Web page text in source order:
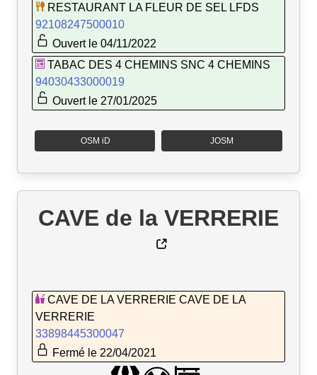
RESTAURANT LA FLEUR DE SEL LFDS
92108247500010
Ouvert le 04/11/2022
TABAC DES 4 CHEMINS SNC 4 CHEMINS
94030433000019
Ouvert le 27/01/2025
OSM iD JOSM
CAVE de la VERRERIE
CAVE DE LA VERRERIE CAVE DE LA
VERRERIE
33898445300047
Fermé le 22/04/2021